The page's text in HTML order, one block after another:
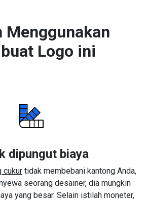
Menggunakan
Logo ini
dipungut biaya
cukur tidak membebani kantong Anda,
seorang desainer, dia mungkin
yang besar. Selain istilah moneter,